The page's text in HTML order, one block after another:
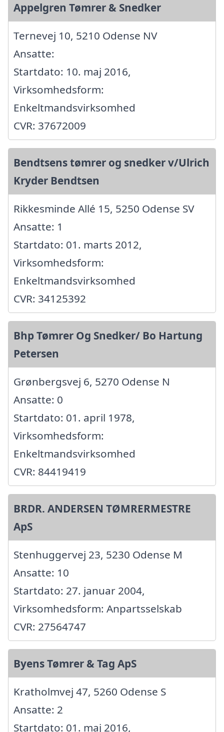
Appelgren Tømrer & Snedker
Ternevej 10, 5210 Odense NV
Ansatte:
Startdato: 10. maj 2016,
Virksomhedsform:
Enkeltmandsvirksomhed
CVR: 37672009
Bendtsens tømrer og snedker v/Ulrich
Kryder Bendtsen
Rikkesminde Allé 15, 5250 Odense SV
Ansatte: 1
Startdato: 01. marts 2012,
Virksomhedsform:
Enkeltmandsvirksomhed
CVR: 34125392
Bhp Tømrer Og Snedker/ Bo Hartung
Petersen
Grønbergsvej 6, 5270 Odense N
Ansatte: 0
Startdato: 01. april 1978,
Virksomhedsform:
Enkeltmandsvirksomhed
CVR: 84419419
BRDR. ANDERSEN TØMRERMESTRE
ApS
Stenhuggervej 23, 5230 Odense M
Ansatte: 10
Startdato: 27. januar 2004,
Virksomhedsform: Anpartsselskab
CVR: 27564747
Byens Tømrer & Tag ApS
Kratholmvej 47, 5260 Odense S
Ansatte: 2
Startdato: 01. maj 2016,